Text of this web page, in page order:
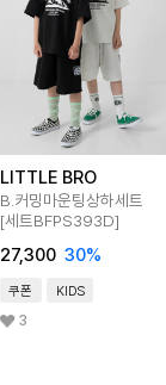
LITTLE BRO
B.커밍마운팅상하세트
[세트BFPS393D]
27,300 30%
쿠폰 KIDS
3